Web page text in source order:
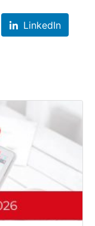
LinkedIn